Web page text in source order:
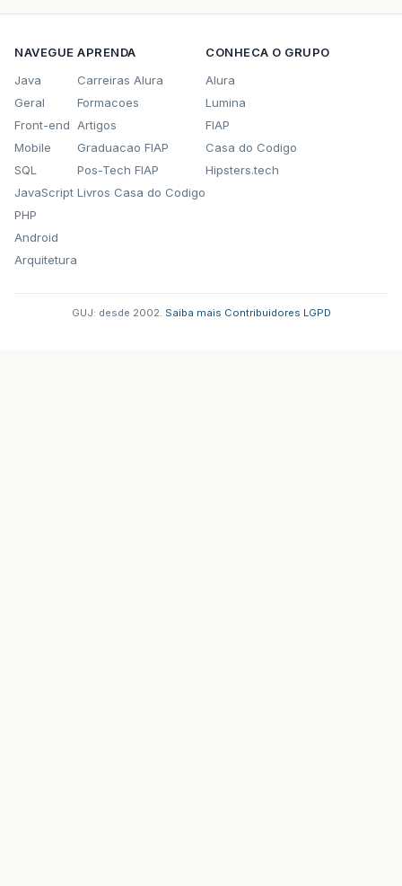
NAVEGUE
Java
Geral
Front-end
Mobile
SQL
JavaScript
PHP
Android
Arquitetura
APRENDA
Carreiras Alura
Formacoes
Artigos
Graduacao FIAP
Pos-Tech FIAP
Livros Casa do Codigo
CONHECA O GRUPO
Alura
Lumina
FIAP
Casa do Codigo
Hipsters.tech
GUJ: desde 2002. Saiba mais Contribuidores LGPD